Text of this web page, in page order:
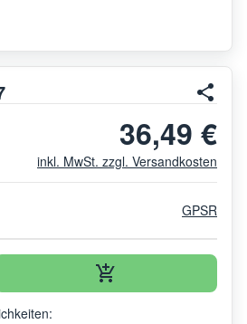
36,49 €
inkl. MwSt. zzgl. Versandkosten
GPSR